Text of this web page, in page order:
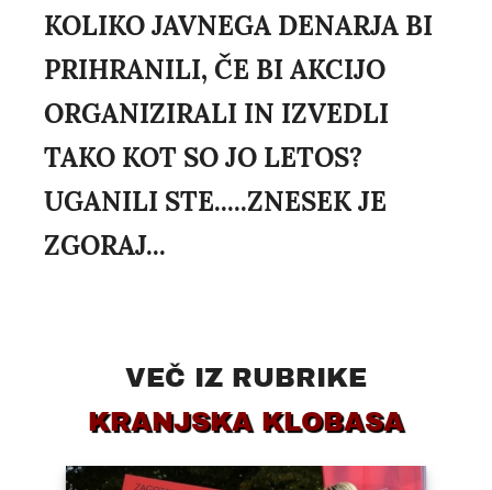
KOLIKO JAVNEGA DENARJA BI
PRIHRANILI, ČE BI AKCIJO
ORGANIZIRALI IN IZVEDLI
TAKO KOT SO JO LETOS?
UGANILI STE.....ZNESEK JE
ZGORAJ...
VEČ IZ RUBRIKE
KRANJSKA KLOBASA